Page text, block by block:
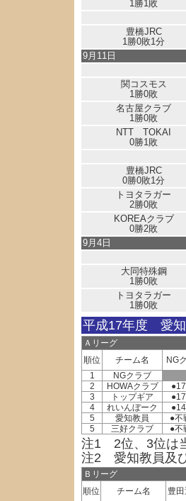
1勝1敗
豊橋JRC
1勝0敗1分
9月11日
関コスモス
1勝0敗
名古屋クラブ
1勝0敗
NTT TOKAI
0勝1敗
豊橋JRC
0勝0敗1分
トヨタラガー
2勝0敗
KOREAクラブ
0勝2敗
9月4日
大同特殊鋼
1勝0敗
トヨタラガー
1勝0敗
平成17年度 愛知
Ａリーグ
順位
チーム名
NG
1
NGクラブ
2
HOWAクラブ
3
トップギア
4
れいんぼーク
5
愛知教員
●不
5
三好クラブ ●不
注1 2位、3位は
注2 愛知教員及
Ｂリーグ
順位
チーム名
豊